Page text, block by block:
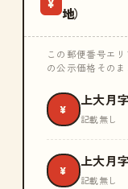
¥
地）
この郵便番号エ
の公示価格そのま
¥
上大月
記載無し
¥
上大月
記載無し